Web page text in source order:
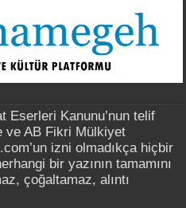
Eserleri Kanunu’nun telif
ve AB Fikri Mülkiyet
izni olmadıkça hiçbir
bir yazının tamamını
çoğaltamaz, alıntı